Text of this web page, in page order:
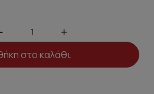
- +
στο καλάθι